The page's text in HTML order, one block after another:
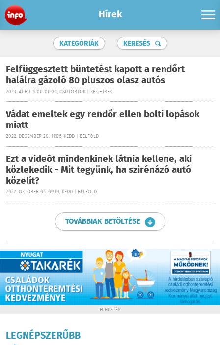
Hírek
KATEGÓRIÁK KERESÉS
Felfüggesztett büntetést kapott a rendőrt
halálra gázoló 80 pluszos olasz autós
2023. ÁPRILIS 06. 06:00, CSÜTÖRTÖK | KÉK HÍREK
Vádat emeltek egy rendőr ellen bolti lopások
miatt
2022. DECEMBER 20. 11:06, KEDD | BELFÖLD
Ezt a videót mindenkinek látnia kellene, aki
közlekedik - Mit tegyünk, ha szirénázó autó
közelít?
2022. OKTÓBER 04. 09:10, KEDD | BELFÖLD
TOVÁBBIAK BETÖLTÉSE
HIRDETÉS
LEGNÉPSZERŰBB